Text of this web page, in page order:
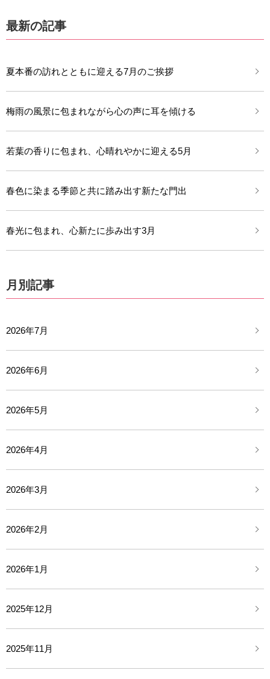
最新の記事
夏本番の訪れとともに迎える7月のご挨拶
梅雨の風景に包まれながら心の声に耳を傾ける
若葉の香りに包まれ、心晴れやかに迎える5月
春色に染まる季節と共に踏み出す新たな門出
春光に包まれ、心新たに歩み出す3月
月別記事
2026年7月
2026年6月
2026年5月
2026年4月
2026年3月
2026年2月
2026年1月
2025年12月
2025年11月